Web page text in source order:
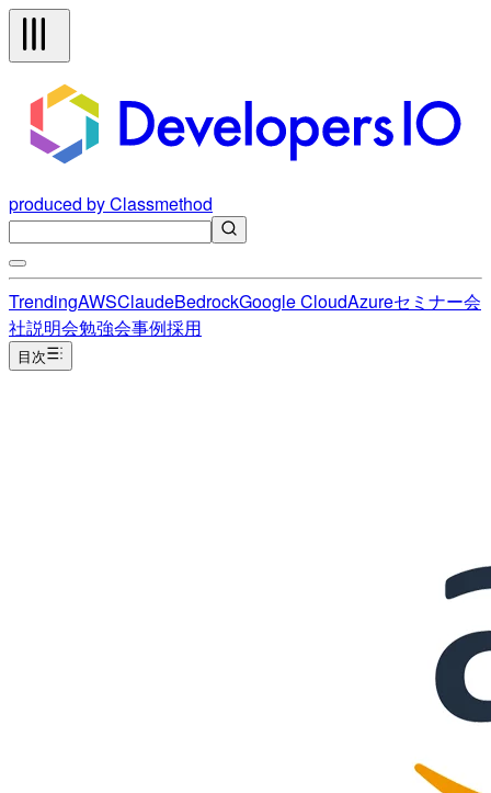
produced by Classmethod
TrendingAWSClaudeBedrockGoogle CloudAzureセミナー会
社説明会勉強会事例採用
目次